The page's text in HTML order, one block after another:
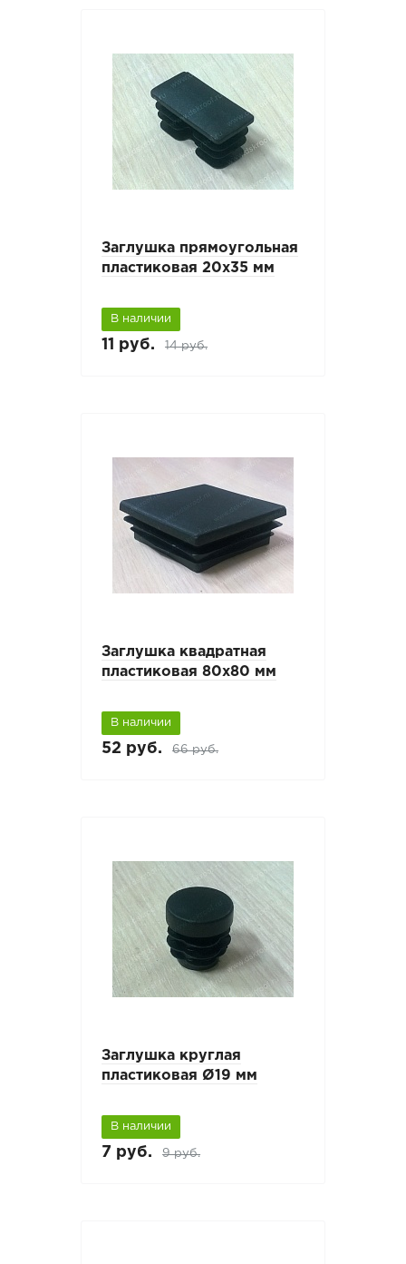
Заглушка прямоугольная
пластиковая 20х35 мм
В наличии
11 руб. 14 руб.
Заглушка квадратная
пластиковая 80х80 мм
В наличии
52 руб. 66 руб.
Заглушка круглая
пластиковая Ø19 мм
В наличии
7 руб. 9 руб.